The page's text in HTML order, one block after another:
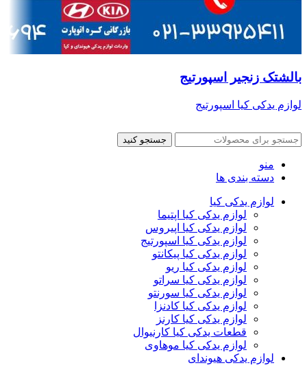
بالشتک زنجیر اسپورتیج
لوازم یدکی کیا اسپورتیج
جستجو کنید
منو
دسته بندی ها
لوازم یدکی کیا
لوازم یدکی کیا اپتیما
لوازم یدکی کیا اپیروس
لوازم یدکی کیا اسپورتیج
لوازم یدکی کیا پیکانتو
لوازم یدکی کیا ریو
لوازم یدکی کیا سراتو
لوازم یدکی کیا سورنتو
لوازم یدکی کیا کادنزا
لوازم یدکی کیا کارنز
قطعات یدکی کیا کارنیوال
لوازم یدکی کیا موهاوی
لوازم یدکی هیوندای